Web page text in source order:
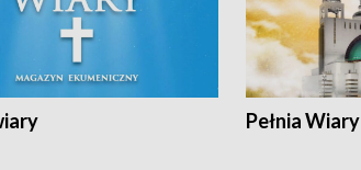
Pełnia Wiary